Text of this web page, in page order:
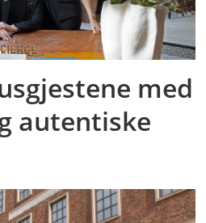
med
autentiske